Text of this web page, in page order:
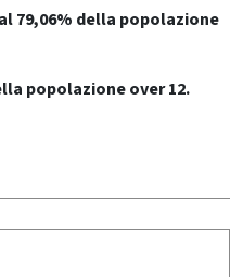
79,06% della popolazione
popolazione over 12.